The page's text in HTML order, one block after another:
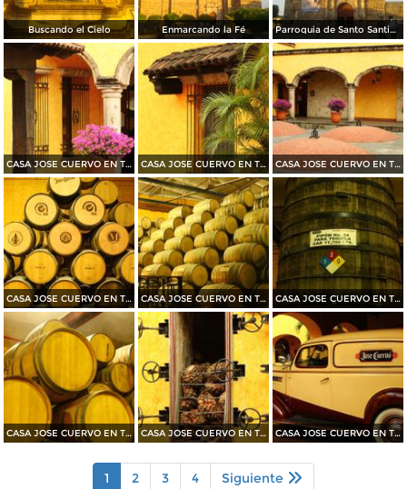
Buscando el Cielo Enmarcando la Fé Parroquia de Santo Santiago Apóstol
CASA JOSE CUERVO EN TEQUILA 2015 CASA JOSE CUERVO EN TEQUILA 2015 CASA JOSE CUERVO EN TEQUILA 2015
CASA JOSE CUERVO EN TEQUILA 2015 CASA JOSE CUERVO EN TEQUILA 2015 CASA JOSE CUERVO EN TEQUILA 2015
CASA JOSE CUERVO EN TEQUILA 2015 CASA JOSE CUERVO EN TEQUILA 2015 CASA JOSE CUERVO EN TEQUILA 2015
1 2 3 4 Siguiente